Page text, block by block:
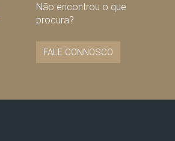
Não encontrou o que
procura?
FALE CONNOSCO